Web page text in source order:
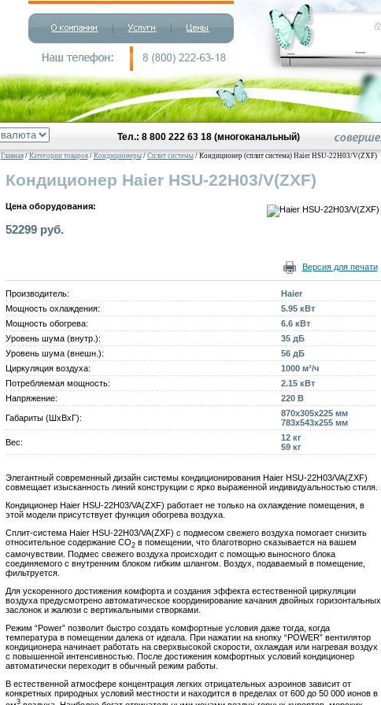
Тел.: 8 800 222 63 18 (многоканальный)
Главная/ Категории товаров/ Кондиционеры/ Сплит системы/ Кондиционер (сплит система) Haier HSU-22H03/V(ZXF)
Кондиционер Haier HSU-22H03/V(ZXF)
Цена оборудования:
52299 руб.
Версия для печати
Производитель:
Haier
Мощность охлаждения:
5.95 кВт
Мощность обогрева:
6.6 кВт
Уровень шума (внутр.):
35 дБ
Уровень шума (внешн.):
56 дБ
Циркуляция воздуха:
1000 м³/ч
Потребляемая мощность:
2.15 кВт
Напряжение:
220 В
Габариты (ШxВxГ):
870x305x225 мм
783x543x255 мм
Вес:
12 кг
59 кг
Элегантный современный дизайн системы кондиционирования Haier HSU-22H03/VA(ZXF)
совмещает изысканность линий конструкции с ярко выраженной индивидуальностью стиля.
Кондиционер Haier HSU-22H03/VA(ZXF) работает не только на охлаждение помещения, в
этой модели присутствует функция обогрева воздуха.
Сплит-система Haier HSU-22H03/VA(ZXF) с подмесом свежего воздуха помогает снизить
относительное содержание CO2в помещении, что благотворно сказывается на вашем
самочувствии. Подмес свежего воздуха происходит с помощью выносного блока
соединяемого с внутренним блоком гибким шлангом. Воздух, подаваемый в помещение,
фильтруется.
Для ускоренного достижения комфорта и создания эффекта естественной циркуляции
воздуха предусмотрено автоматическое координирование качания двойных горизонтальных
заслонок и жалюзи с вертикальными створками.
Режим “Power” позволит быстро создать комфортные условия даже тогда, когда
температура в помещении далека от идеала. При нажатии на кнопку “POWER” вентилятор
кондиционера начинает работать на сверхвысокой скорости, охлаждая или нагревая воздух
с повышенной интенсивностью. После достижения комфортных условий кондиционер
автоматически переходит в обычный режим работы.
В естественной атмосфере концентрация легких отрицательных аэроинов зависит от
конкретных природных условий местности и находится в пределах от 600 до 50 000 ионов в
3